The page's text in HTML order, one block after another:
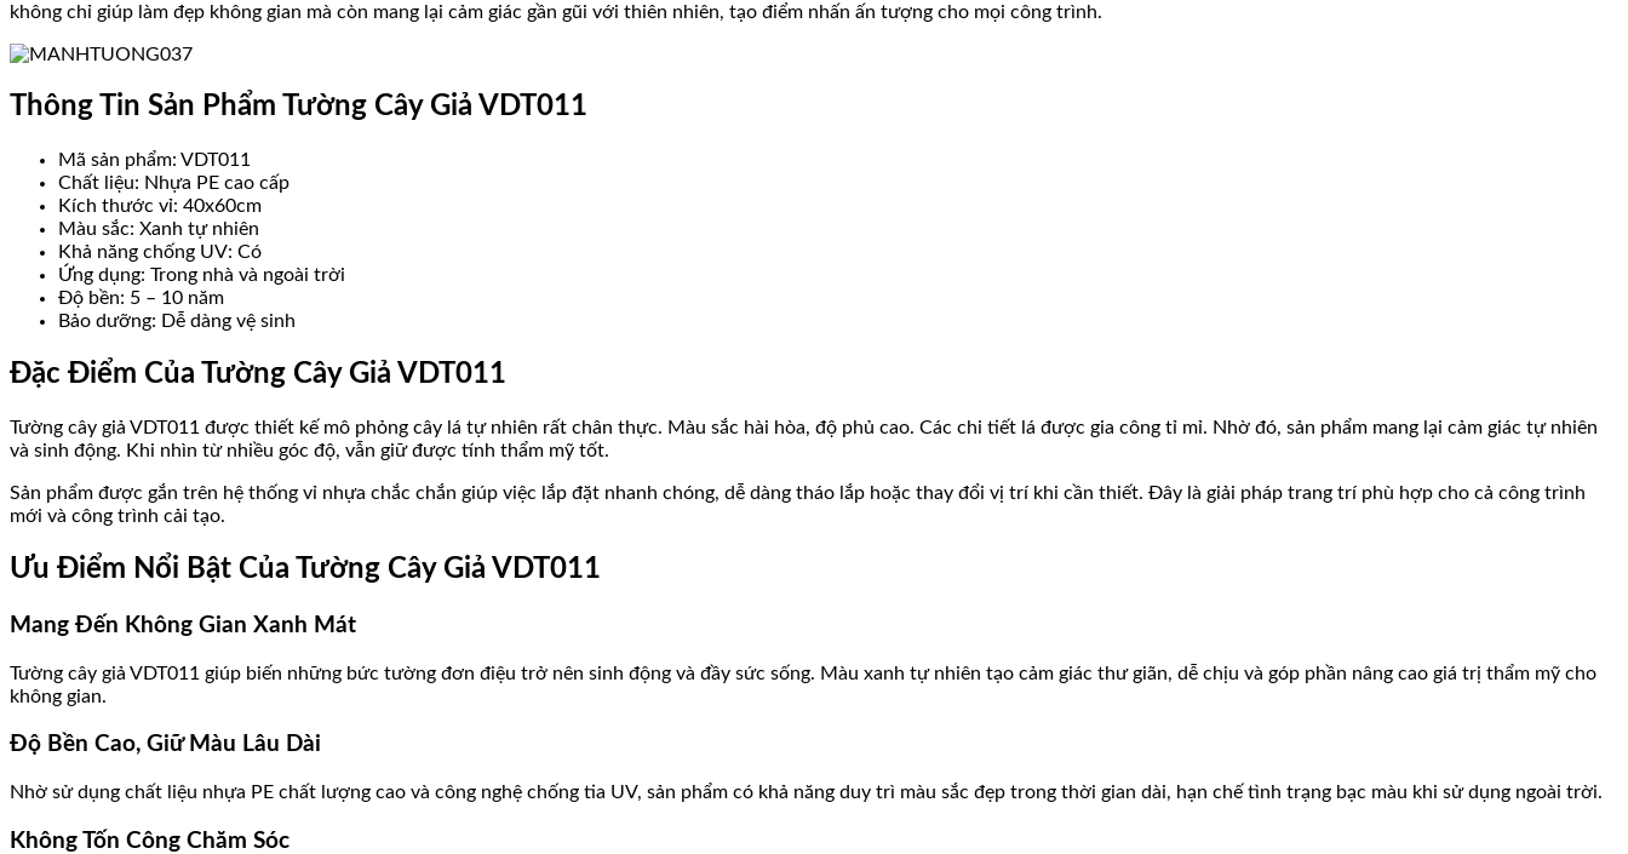
không chỉ giúp làm đẹp không gian mà còn mang lại cảm giác gần gũi với thiên nhiên, tạo điểm nhấn ấn tượng cho mọi công trình.
Thông Tin Sản Phẩm Tường Cây Giả VDT011
Mã sản phẩm: VDT011
Chất liệu: Nhựa PE cao cấp
Kích thước vỉ: 40x60cm
Màu sắc: Xanh tự nhiên
Khả năng chống UV: Có
Ứng dụng: Trong nhà và ngoài trời
Độ bền: 5 – 10 năm
Bảo dưỡng: Dễ dàng vệ sinh
Đặc Điểm Của Tường Cây Giả VDT011
Tường cây giả VDT011 được thiết kế mô phỏng cây lá tự nhiên rất chân thực. Màu sắc hài hòa, độ phủ cao. Các chi tiết lá được gia công tỉ mỉ. Nhờ đó, sản phẩm mang lại cảm giác tự nhiên
và sinh động. Khi nhìn từ nhiều góc độ, vẫn giữ được tính thẩm mỹ tốt.
Sản phẩm được gắn trên hệ thống vỉ nhựa chắc chắn giúp việc lắp đặt nhanh chóng, dễ dàng tháo lắp hoặc thay đổi vị trí khi cần thiết. Đây là giải pháp trang trí phù hợp cho cả công trình
mới và công trình cải tạo.
Ưu Điểm Nổi Bật Của Tường Cây Giả VDT011
Mang Đến Không Gian Xanh Mát
Tường cây giả VDT011 giúp biến những bức tường đơn điệu trở nên sinh động và đầy sức sống. Màu xanh tự nhiên tạo cảm giác thư giãn, dễ chịu và góp phần nâng cao giá trị thẩm mỹ cho
không gian.
Độ Bền Cao, Giữ Màu Lâu Dài
Nhờ sử dụng chất liệu nhựa PE chất lượng cao và công nghệ chống tia UV, sản phẩm có khả năng duy trì màu sắc đẹp trong thời gian dài, hạn chế tình trạng bạc màu khi sử dụng ngoài trời.
Không Tốn Công Chăm Sóc